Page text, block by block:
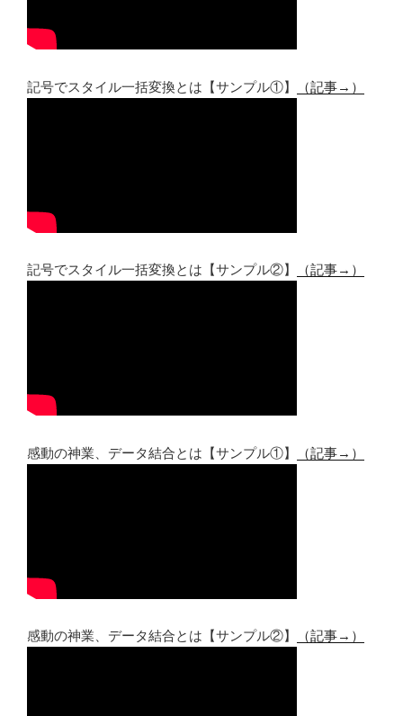
記号でスタイル一括変換とは【サンプル①】 （記事→）
記号でスタイル一括変換とは【サンプル②】 （記事→）
感動の神業、データ結合とは【サンプル①】 （記事→）
感動の神業、データ結合とは【サンプル②】 （記事→）